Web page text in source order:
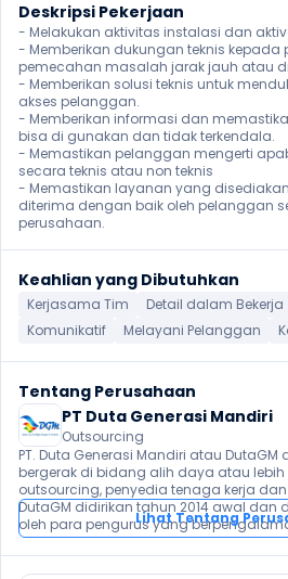
Deskripsi Pekerjaan
- Melakukan aktivitas instalasi dan
- Memberikan dukungan teknis
pemecahan masalah jarak jauh atau
- Memberikan solusi teknis untuk
akses pelanggan.
- Memberikan informasi dan
bisa di gunakan dan tidak terkendala.
- Memastikan pelanggan mengerti
secara teknis atau non teknis
- Memastikan layanan yang
diterima dengan baik oleh pelanggan
perusahaan.
Keahlian yang Dibutuhkan
Kerjasama Tim Detail dalam Bekerja
Komunikatif
Melayani Pelanggan
Tentang Perusahaan
PT Duta Generasi Mandiri
Outsourcing
PT. Duta Generasi Mandiri atau
bergerak di bidang alih daya atau
outsourcing, penyedia tenaga kerja
DutaGM didirikan tahun 2014 awal dan
oleh para pengurus yang
Lihat Tentang